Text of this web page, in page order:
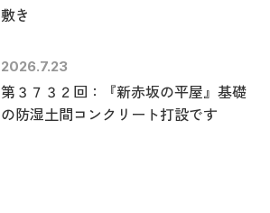
敷き
2026.7.23
第３７３２回：『新赤坂の平屋』基礎
の防湿土間コンクリート打設です